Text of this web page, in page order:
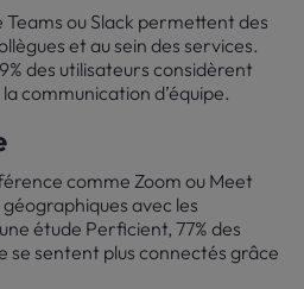
ou Slack permettent des
et au sein des services.
des utilisateurs considèrent
communication d’équipe.
comme Zoom ou Meet
avec les
étude Perficient, 77% des
sentent plus connectés grâce